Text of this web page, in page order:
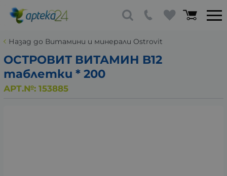
Назад до Витамини и минерали Ostrovit
ОСТРОВИТ ВИТАМИН B12
таблетки * 200
АРТ.№: 153885